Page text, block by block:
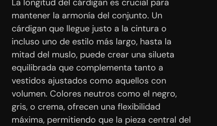
mantener la armonía del conjunto. Un
cárdigan que llegue justo a la cintura o
incluso uno de estilo más largo, hasta la
mitad del muslo, puede crear una silueta
equilibrada que complementa tanto a
vestidos ajustados como aquellos con
volumen. Colores neutros como el negro,
gris, o crema, ofrecen una flexibilidad
máxima, permitiendo que la pieza central del